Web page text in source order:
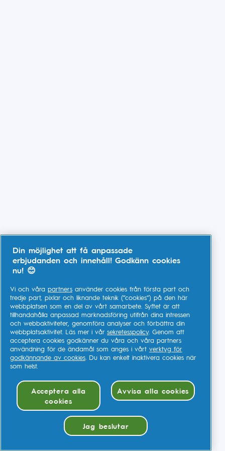
Din möjlighet att få anpassade
erbjudanden och innehåll! Godkänn cookies
nu! 😊
Vi och våra partners använder cookies från första part och
tredje part, pixlar och liknande teknik (”cookies”) på den här
webbplatsen som en del av vårt samarbete. Syftet är att
tillhandahålla anpassad marknadsföring utifrån dina intressen
och webbaktiviteter, genomföra analyser och förbättra din
webbplatsaktivitet. Läs mer i vår sekretesspolicy. Genom att
acceptera cookies godkänner du våra och våra partners
användning för de ändamål som anges i vårt verktyg för
godkännande av cookies. Du kan enkelt inaktivera cookies när
som helst.
Acceptera alla
cookies
Avvisa alla cookies
Jag beslutar